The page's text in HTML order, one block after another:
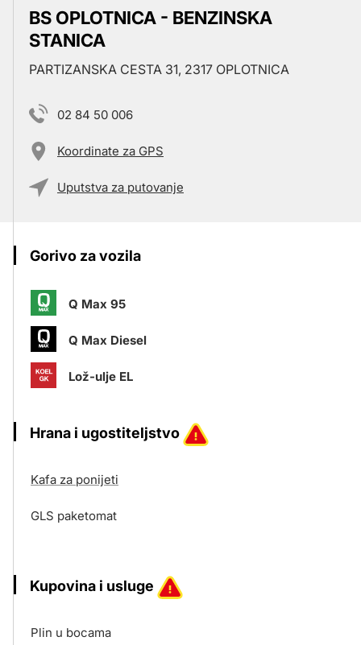
BS OPLOTNICA - BENZINSKA
STANICA
PARTIZANSKA CESTA 31, 2317 OPLOTNICA
02 84 50 006
Koordinate za GPS
Uputstva za putovanje
Gorivo za vozila
Q Max 95
Q Max Diesel
Lož-ulje EL
Hrana i ugostiteljstvo
Kafa za ponijeti
GLS paketomat
Kupovina i usluge
Plin u bocama